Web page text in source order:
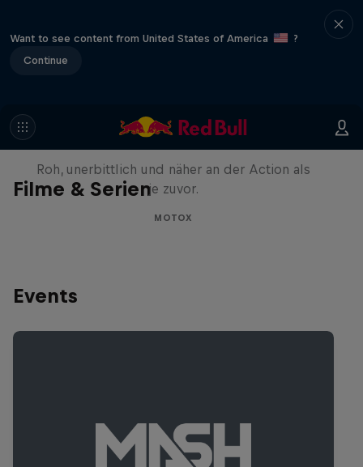
Want to see content from United States of America
?
Continue
Filme & Serien
Masters of Dirt – Freestyle
Showdown Tour 2025
Roh, unerbittlich und näher an der Action als
je zuvor.
MOTOX
Events